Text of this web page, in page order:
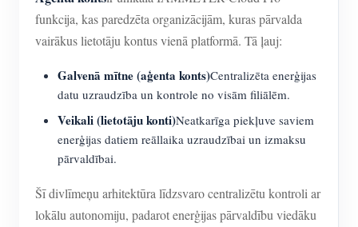
funkcija, kas paredzēta organizācijām, kuras pārvalda
vairākus lietotāju kontus vienā platformā. Tā ļauj:
Galvenā mītne (aģenta konts)Centralizēta enerģijas
datu uzraudzība un kontrole no visām filiālēm.
Veikali (lietotāju konti)Neatkarīga piekļuve saviem
enerģijas datiem reāllaika uzraudzībai un izmaksu
pārvaldībai.
Šī divlīmeņu arhitektūra līdzsvaro centralizētu kontroli ar
lokālu autonomiju, padarot enerģijas pārvaldību viedāku